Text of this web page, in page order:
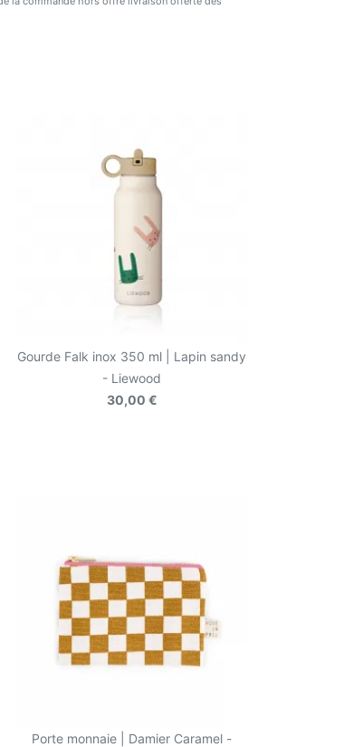
Gourde Falk inox 350 ml | Lapin sandy
- Liewood
30,00 €
Porte monnaie | Damier Caramel -